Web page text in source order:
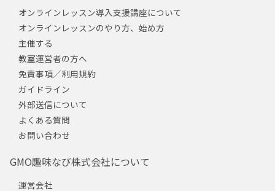
オンラインレッスン導入支援講座について
オンラインレッスンのやり方、始め方
主催する
教室運営者の方へ
免責事項／利用規約
ガイドライン
外部送信について
よくある質問
お問い合わせ
GMO趣味なび株式会社について
運営会社